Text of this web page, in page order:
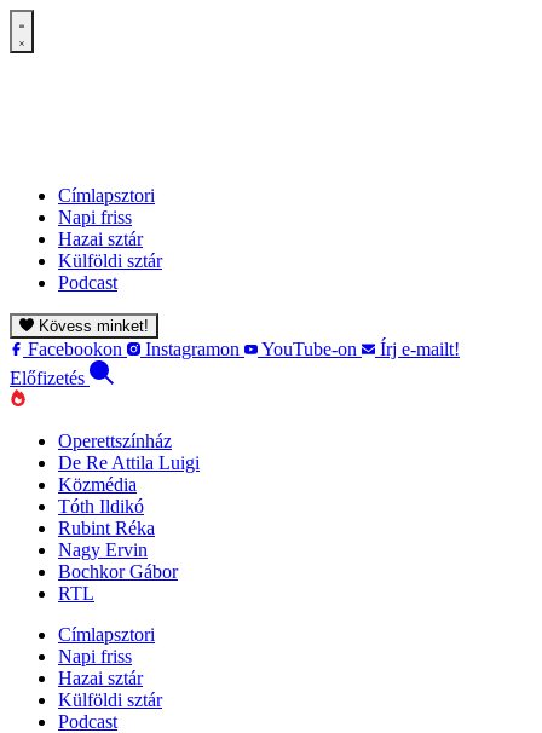
Címlapsztori
Napi friss
Hazai sztár
Külföldi sztár
Podcast
Kövess minket!
Facebookon Instagramon YouTube-on
Írj e-mailt!
Előfizetés
Operettszínház
De Re Attila Luigi
Közmédia
Tóth Ildikó
Rubint Réka
Nagy Ervin
Bochkor Gábor
RTL
Címlapsztori
Napi friss
Hazai sztár
Külföldi sztár
Podcast